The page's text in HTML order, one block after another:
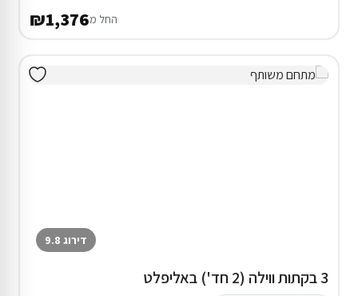
החל מ₪1,376
דירוג 9.8
3 בקתות ווילה (2 חד') באליפלט